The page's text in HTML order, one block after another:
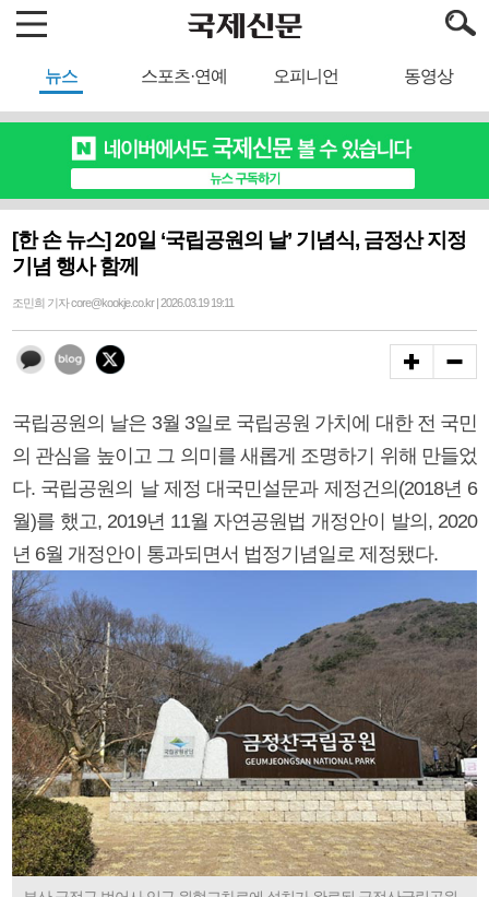
뉴스 스포츠·연예 오피니언 동영상
[한 손 뉴스] 20일 ‘국립공원의 날’ 기념식, 금정산 지정
기념 행사 함께
조민희 기자 core@kookje.co.kr | 2026.03.19 19:11
국립공원의 날은 3월 3일로 국립공원 가치에 대한 전 국민
의 관심을 높이고 그 의미를 새롭게 조명하기 위해 만들었
다. 국립공원의 날 제정 대국민설문과 제정건의(2018년 6
월)를 했고, 2019년 11월 자연공원법 개정안이 발의, 2020
년 6월 개정안이 통과되면서 법정기념일로 제정됐다.